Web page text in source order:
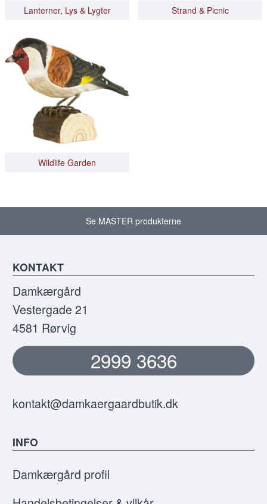
Lanterner, Lys & Lygter Strand & Picnic
Wildlife Garden
Se MASTER produkterne
KONTAKT
Damkærgård
Vestergade 21
4581 Rørvig
2999 3636
kontakt@damkaergaardbutik.dk
INFO
Damkærgård profil